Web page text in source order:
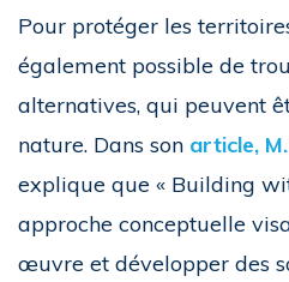
Pour protéger les
également possible de
alternatives, qui peuvent
nature. Dans son article,
explique que « Building
approche conceptuelle
œuvre et développer des